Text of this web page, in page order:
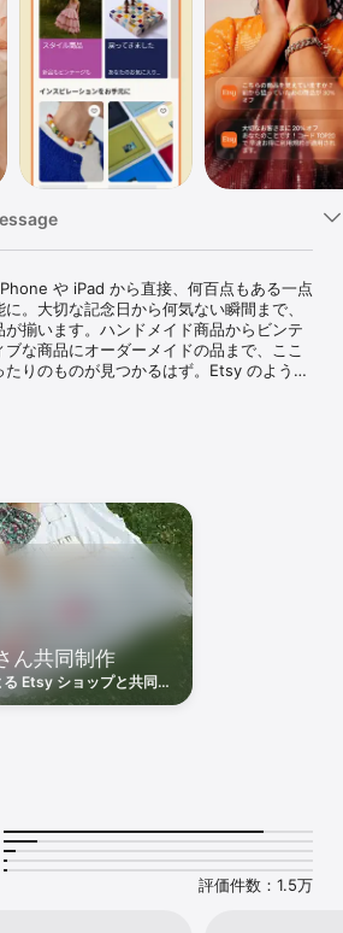
や iPad から直接、何百点もある一点
。大切な記念日から何気ない瞬間まで、
が揃います。ハンドメイド商品からビンテ
な商品にオーダーメイドの品まで、ここ
りのものが見つかるはず。Etsy のような
もできる商品に出会うのも簡単。クロー
ハンドメイドジュエリーやビンテージ
、キッチンやお風呂で使える日用品、創
DIY キットなど、キュレートされたもの
いでしょう。
お誕生日、祝日、卒業式など大切な日を間
お祝いの用途に応じてユニークなプレゼン
めです。
プリをインストールしておくだけで、探
ップを保存しておけば、後から欲しいもの
くらくです。時間の節約になるうえに、
新商品が登場したり、お気に入りの商品が
通知が来るよう設定すれば、お買い得の商
もなし。
メッセージをやり取りして、自分用にカス
ん共同制作
Etsy ショップと共同デ
Fields Collection
評価件数：1.5万